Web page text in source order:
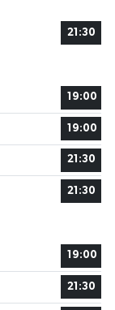
21:30
19:00
19:00
21:30
21:30
19:00
21:30